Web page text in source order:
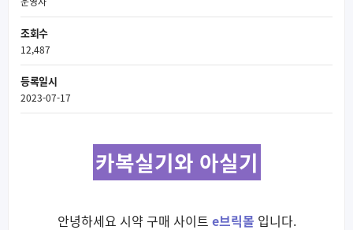
조회수
12,487
등록일시
2023-07-17
카복실기와 아실기
안녕하세요 시약 구매 사이트 e브릭몰 입니다.